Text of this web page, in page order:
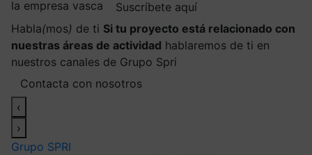
la empresa vasca
Suscríbete aquí
Habla(mos) de ti Si tu proyecto está relacionado con
nuestras áreas de actividad hablaremos de ti en
nuestros canales de Grupo Spri
Contacta con nosotros
‹
›
Grupo SPRI